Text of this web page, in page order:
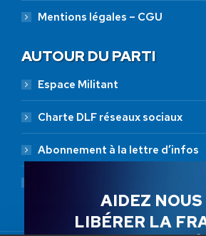
Mentions légales – CGU
AUTOUR DU PARTI
Espace Militant
Charte DLF réseaux sociaux
Abonnement à la lettre d’infos
AIDEZ
LIBÉRER LA